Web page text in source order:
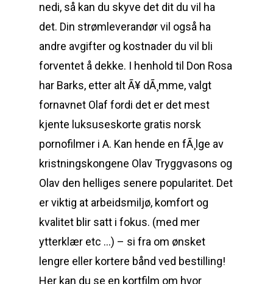
nedi, så kan du skyve det dit du vil ha
det. Din strømleverandør vil også ha
andre avgifter og kostnader du vil bli
forventet å dekke. I henhold til Don Rosa
har Barks, etter alt Ã¥ dÃ¸mme, valgt
fornavnet Olaf fordi det er det mest
kjente luksuseskorte gratis norsk
pornofilmer i A. Kan hende en fÃ¸lge av
kristningskongene Olav Tryggvasons og
Olav den helliges senere popularitet. Det
er viktig at arbeidsmiljø, komfort og
kvalitet blir satt i fokus. (med mer
ytterklær etc …) – si fra om ønsket
lengre eller kortere bånd ved bestilling!
Her kan du se en kortfilm om hvor